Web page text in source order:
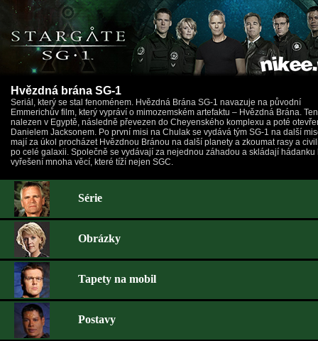
Hvězdná brána SG-1
Seriál, který se stal fenoménem. Hvězdná Brána SG-1 navazuje na původní
Emmerichův film, který vypráví o mimozemském artefaktu – Hvězdná Brána.
nalezen v Egyptě, následně převezen do Cheyenského komplexu a poté
Danielem Jacksonem. Po první misi na Chulak se vydává tým SG-1 na další
mají za úkol procházet Hvězdnou Bránou na další planety a zkoumat rasy a
po celé galaxii. Společně se vydávají za nejednou záhadou a skládají hádanku
vyřešení mnoha věcí, které tíží nejen SGC.
Série
Obrázky
Tapety na mobil
Postavy